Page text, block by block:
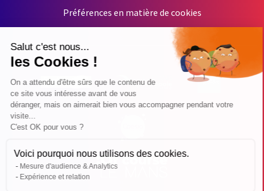
Préférences en matière de cookies
Salut c'est nous...
les Cookies !
On a attendu d'être sûrs que le contenu de
ce site vous intéresse avant de vous
déranger, mais on aimerait bien vous accompagner pendant votre
visite...
C'est OK pour vous ?
Voici pourquoi nous utilisons des cookies.
Mesure d'audience & Analytics
Expérience et relation